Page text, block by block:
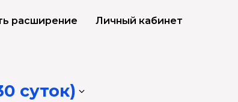
расширение Личный кабинет
суток)